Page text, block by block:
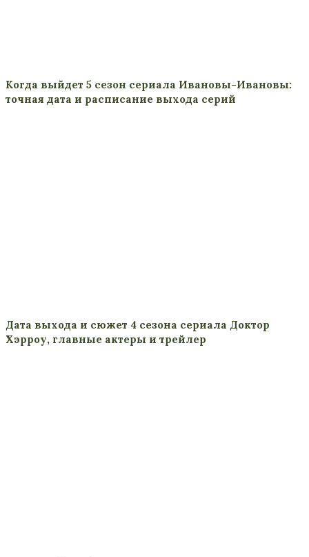
Когда выйдет 5 сезон сериала Ивановы-Ивановы:
точная дата и расписание выхода серий
Дата выхода и сюжет 4 сезона сериала Доктор
Хэрроу, главные актеры и трейлер